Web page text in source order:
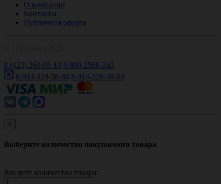
О компании
Контакты
Публичная оферта
8 (423) 260-05-10 8-800-2500-243
8-914-329-38-80 8-914-329-38-80
×
Выберите количество покупаемого товара
Введите количество товара: